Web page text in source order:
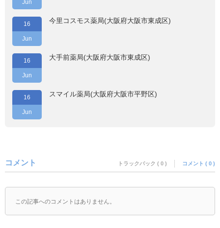
Jun
16
Jun
今里コスモス薬局(大阪府大阪市東成区)
16
Jun
大手前薬局(大阪府大阪市東成区)
16
Jun
スマイル薬局(大阪府大阪市平野区)
コメント トラックバック ( 0 ) コメント ( 0 )
この記事へのコメントはありません。